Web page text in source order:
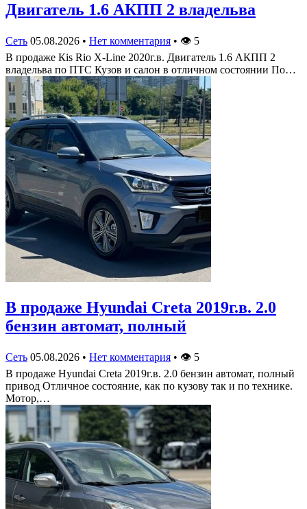
Двигатель 1.6 АКПП 2 владельва
Сеть 05.08.2026 • Нет комментария • 👁 5
В продаже Кis Rio X-Line 2020г.в. Двигатель 1.6 АКПП 2
владельва по ПТС Кузов и салон в отличном состоянии По…
В продаже Hyundai Creta 2019г.в. 2.0
бензин автомат, полный
Сеть 05.08.2026 • Нет комментария • 👁 5
В продаже Hyundai Creta 2019г.в. 2.0 бензин автомат, полный
привод Отличное состояние, как по кузову так и по технике.
Мотор,…